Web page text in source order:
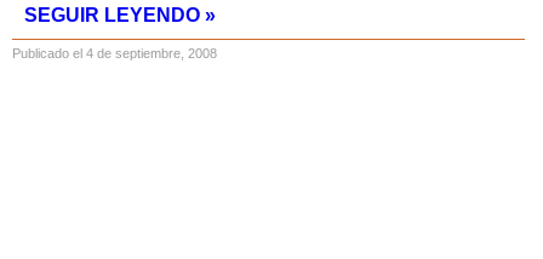
SEGUIR LEYENDO »
Publicado el 4 de septiembre, 2008